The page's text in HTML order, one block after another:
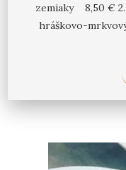
zemiaky 8,50 €
hráškovo-